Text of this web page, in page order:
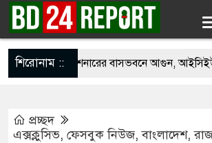
শিরোনাম ::হাইকমিশনারের বাসভবনে আগুন,
মামলায় গ্রেপ্তার মডেল সিমু
প্রচ্ছদ
এক্সক্লুসিভ, ফেসবুক নিউজ,বাংলাদেশ,